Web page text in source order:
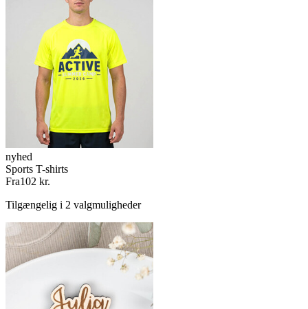
nyhed
Sports T-shirts
Fra102 kr.
Tilgængelig i 2 valgmuligheder